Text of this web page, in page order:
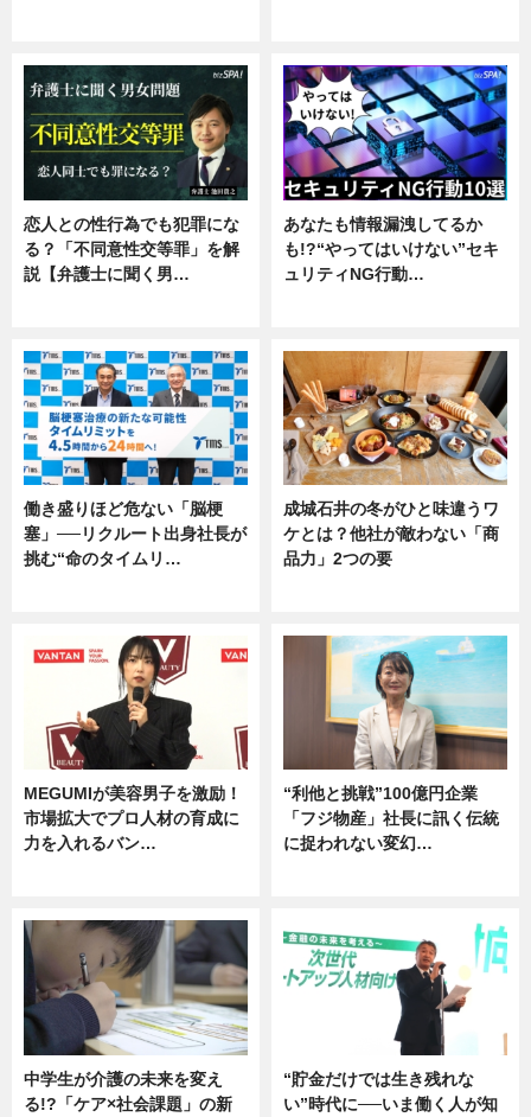
恋人との性行為でも犯罪にな
る？「不同意性交等罪」を解
説【弁護士に聞く男…
あなたも情報漏洩してるか
も!?“やってはいけない”セキ
ュリティNG行動…
働き盛りほど危ない「脳梗
塞」──リクルート出身社長が
挑む“命のタイムリ…
成城石井の冬がひと味違うワ
ケとは？他社が敵わない「商
品力」2つの要
MEGUMIが美容男子を激励！
市場拡大でプロ人材の育成に
力を入れるバン…
“利他と挑戦”100億円企業
「フジ物産」社長に訊く伝統
に捉われない変幻…
中学生が介護の未来を変え
る!?「ケア×社会課題」の新
“貯金だけでは生き残れな
い”時代に──いま働く人が知